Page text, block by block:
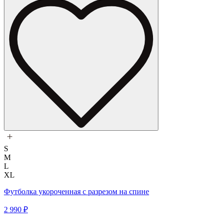
S
M
L
XL
Футболка укороченная с разрезом на спине
2 990 ₽